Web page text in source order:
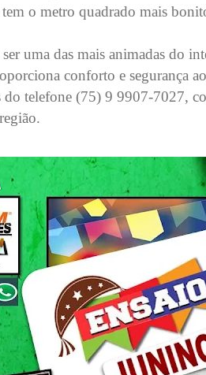
o metro quadrado mais
uma das mais animadas do
conforto e segurança
do telefone (75) 9 9907-7027,